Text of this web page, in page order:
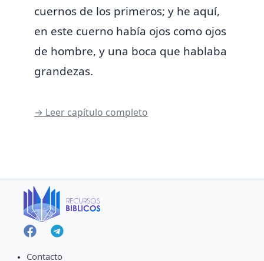
cuernos de los primeros; y he aquí,
en este cuerno había ojos como ojos
de hombre, y una boca que hablaba
grandezas.
→ Leer capítulo completo
Contacto